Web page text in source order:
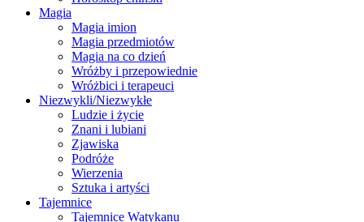
Magia
Magia imion
Magia przedmiotów
Magia na co dzień
Wróżby i przepowiednie
Wróżbici i terapeuci
Niezwykli/Niezwykłe
Ludzie i życie
Znani i lubiani
Zjawiska
Podróże
Wierzenia
Sztuka i artyści
Tajemnice
Tajemnice Watykanu